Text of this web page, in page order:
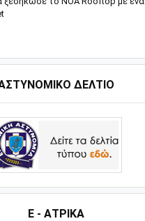
ΔΕΛΤΙΟ
Ε - ΑΤΡΙΚΑ